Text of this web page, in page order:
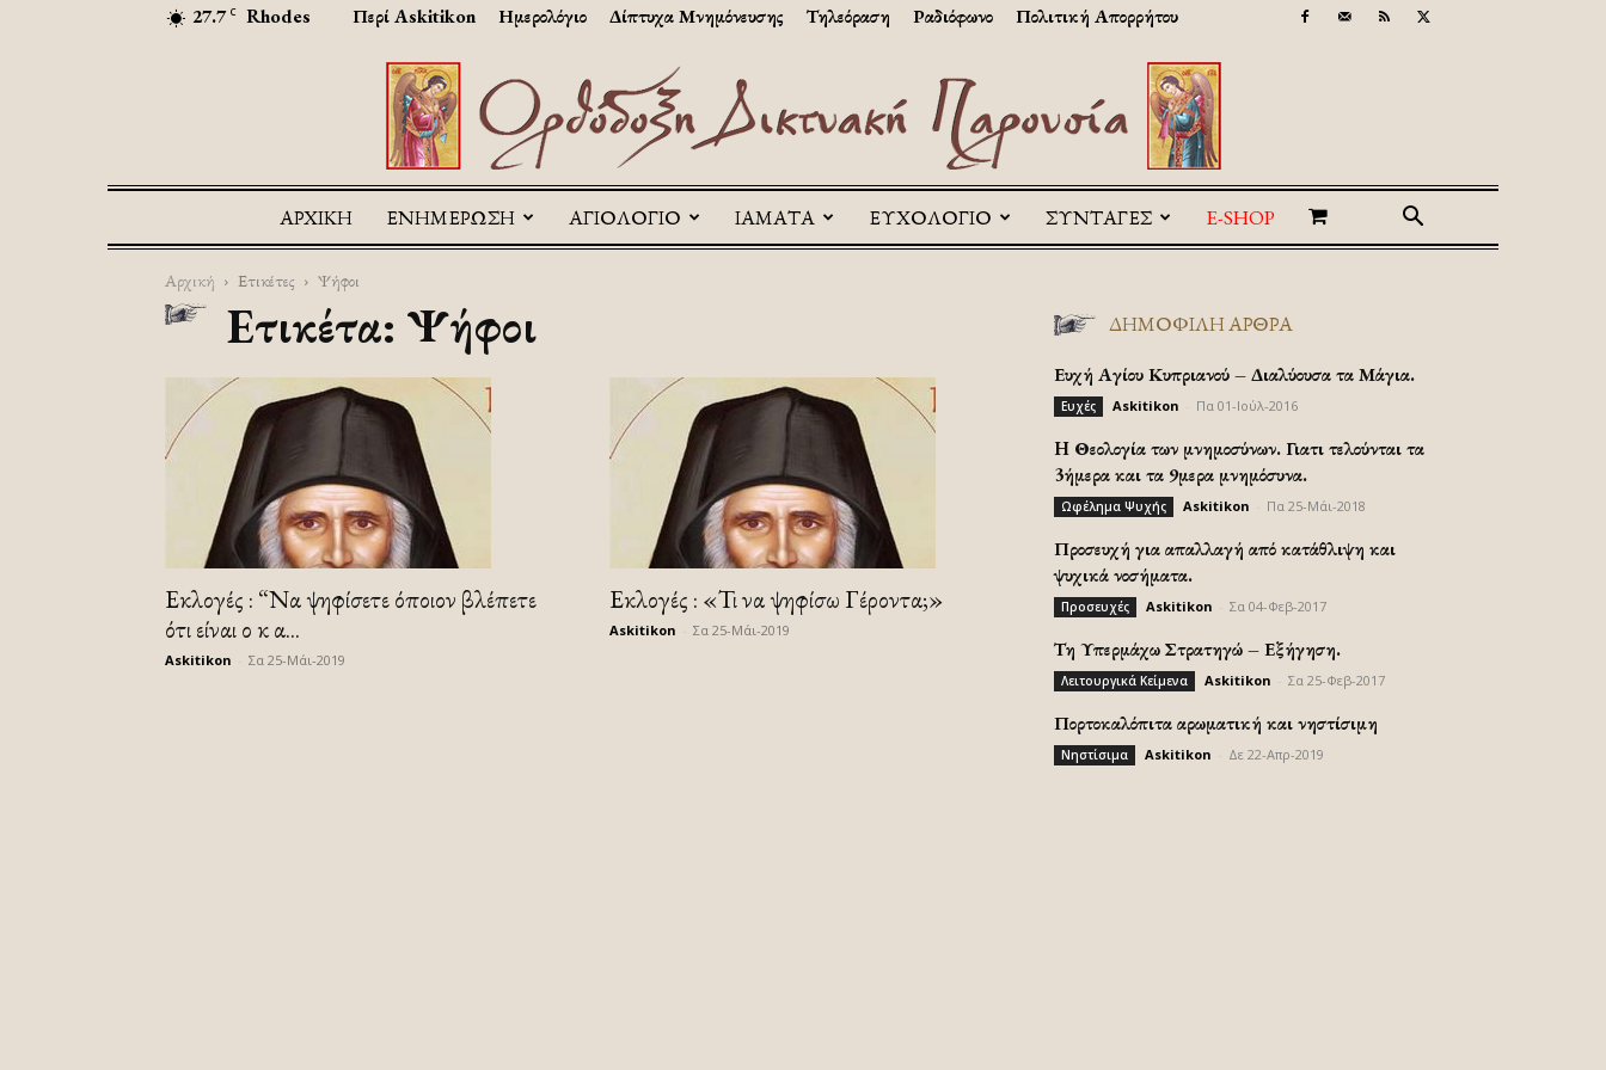
27.7 C Rhodes Περί Askitikon Ημερολόγιο Δίπτυχα Μνημόνευσης Τηλεόραση Ραδιόφωνο Πολιτική Απορρήτου
Askitikon
ΑΡΧΙΚΉ ΕΝΗΜΕΡΩΣΗ ΑΓΙΟΛΟΓΙΟ ΙΑΜΑΤΑ ΕΥΧΟΛΟΓΙΟ ΣΥΝΤΑΓΕΣ E-SHOP
Αρχική Ετικέτες Ψήφοι
Ετικέτα: Ψήφοι
Εκλογές : “Να ψηφίσετε όποιον βλέπετε
ότι είναι ο κ α...
Askitikon Σα 25-Μάι-2019
Εκλογές : «Τι να ψηφίσω Γέροντα;»
Askitikon Σα 25-Μάι-2019
ΔΗΜΟΦΙΛΗ ΑΡΘΡΑ
Ευχή Αγίου Κυπριανού – Διαλύουσα τα Μάγια.
Ευχές Askitikon Πα 01-Ιούλ-2016
H Θεολογία των μνημοσύνων. Γιατι τελούνται τα
3ήμερα και τα 9μερα μνημόσυνα.
Ωφέλημα Ψυχής Askitikon Πα 25-Μάι-2018
Προσευχή για απαλλαγή από κατάθλιψη και
ψυχικά νοσήματα.
Προσευχές Askitikon Σα 04-Φεβ-2017
Τη Υπερμάχω Στρατηγώ – Εξήγηση.
Λειτουργικά Κείμενα Askitikon Σα 25-Φεβ-2017
Πορτοκαλόπιτα αρωματική και νηστίσιμη
Νηστίσιμα Askitikon Δε 22-Απρ-2019